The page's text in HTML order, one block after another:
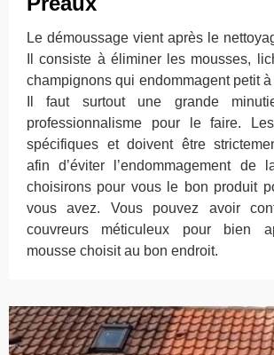
Le démoussage vient après le
Il consiste à éliminer les mousses,
champignons qui endommagent petit
Il faut surtout une grande
professionnalisme pour le faire.
spécifiques et doivent être
afin d’éviter l’endommagement de
choisirons pour vous le bon produit
vous avez. Vous pouvez avoir
couvreurs méticuleux pour bien
mousse choisit au bon endroit.